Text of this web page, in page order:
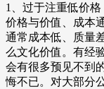
1、过于注重低价格
价格与价值、成本
通常成本低、质量
么文化价值。有经
会有很多预见不到
悔不已。对大部分